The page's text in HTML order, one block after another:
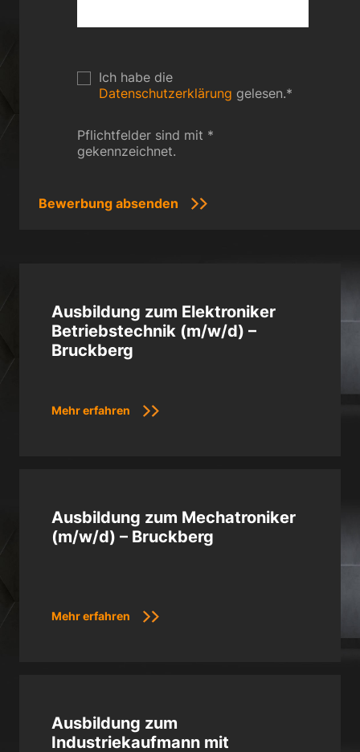
Ich habe die
Datenschutzerklärung gelesen.*
Pflichtfelder sind mit *
gekennzeichnet.
Ausbildung zum Elektroniker
Betriebstechnik (m/w/d) –
Bruckberg
Mehr erfahren
Ausbildung zum Mechatroniker
(m/w/d) – Bruckberg
Mehr erfahren
Ausbildung zum
Industriekaufmann mit